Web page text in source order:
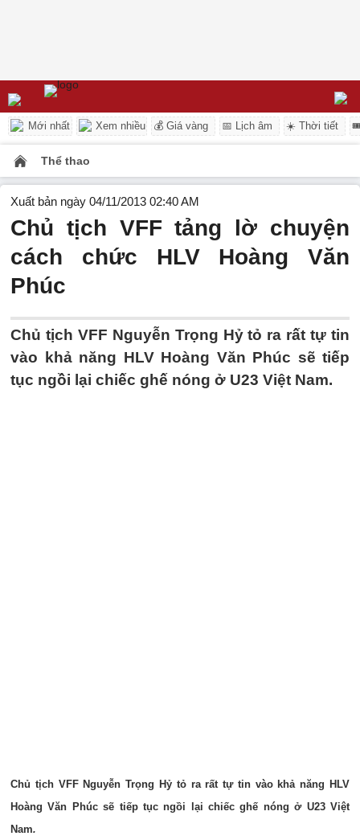
Mới nhất Xem nhiều 💰 Giá vàng 📅 Lịch âm ☀️ Thời tiết
Thể thao
Xuất bản ngày 04/11/2013 02:40 AM
Chủ tịch VFF tảng lờ chuyện
cách chức HLV Hoàng Văn
Phúc
Chủ tịch VFF Nguyễn Trọng Hỷ tỏ ra rất tự tin
vào khả năng HLV Hoàng Văn Phúc sẽ tiếp
tục ngồi lại chiếc ghế nóng ở U23 Việt Nam.
Chủ tịch VFF Nguyễn Trọng Hỷ tỏ ra rất tự tin vào khả năng HLV
Hoàng Văn Phúc sẽ tiếp tục ngồi lại chiếc ghế nóng ở U23 Việt
Nam.